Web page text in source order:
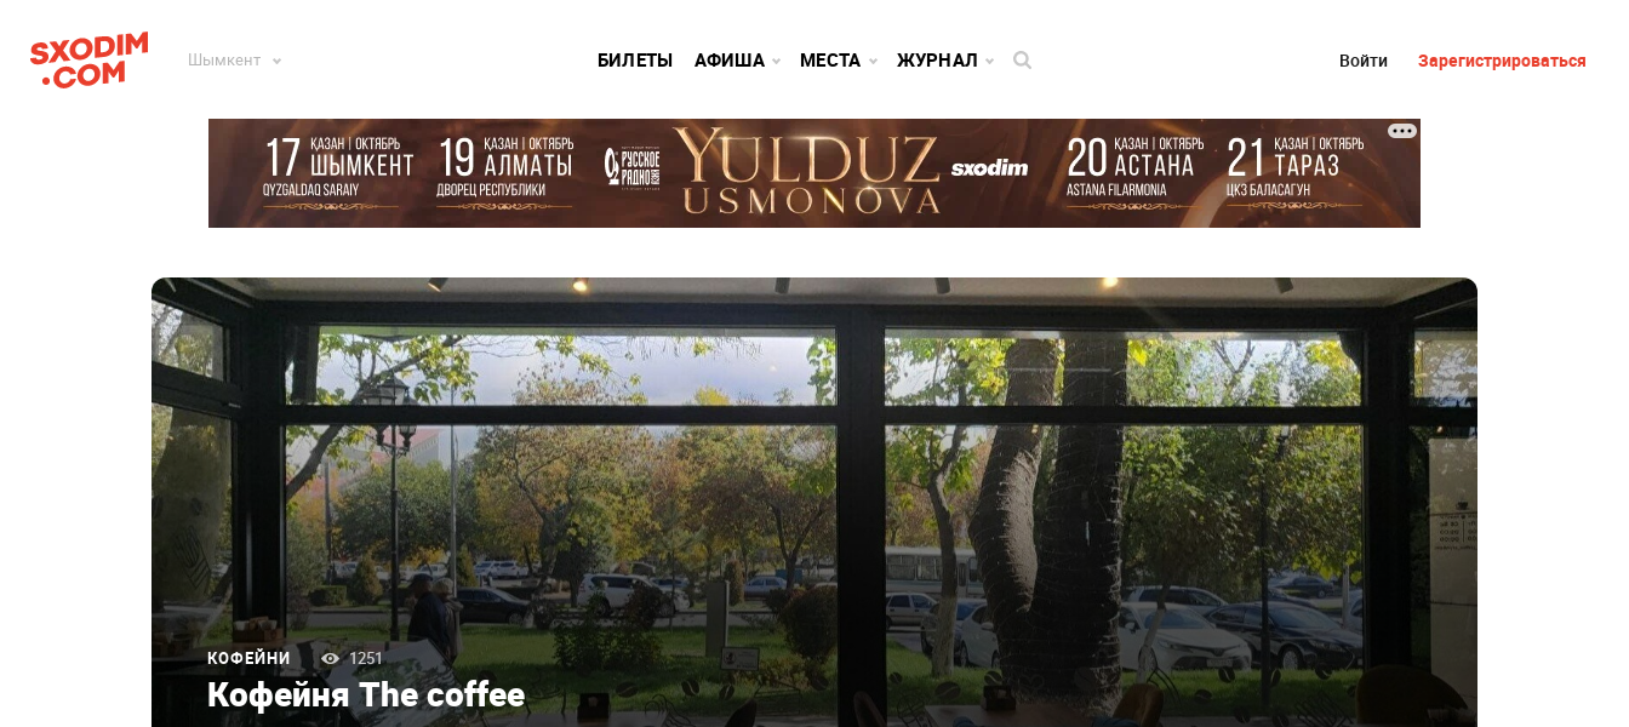
Шымкент БИЛЕТЫ АФИША МЕСТА ЖУРНАЛ Войти Зарегистрироваться
КОФЕЙНИ 1251
Кофейня The coffee